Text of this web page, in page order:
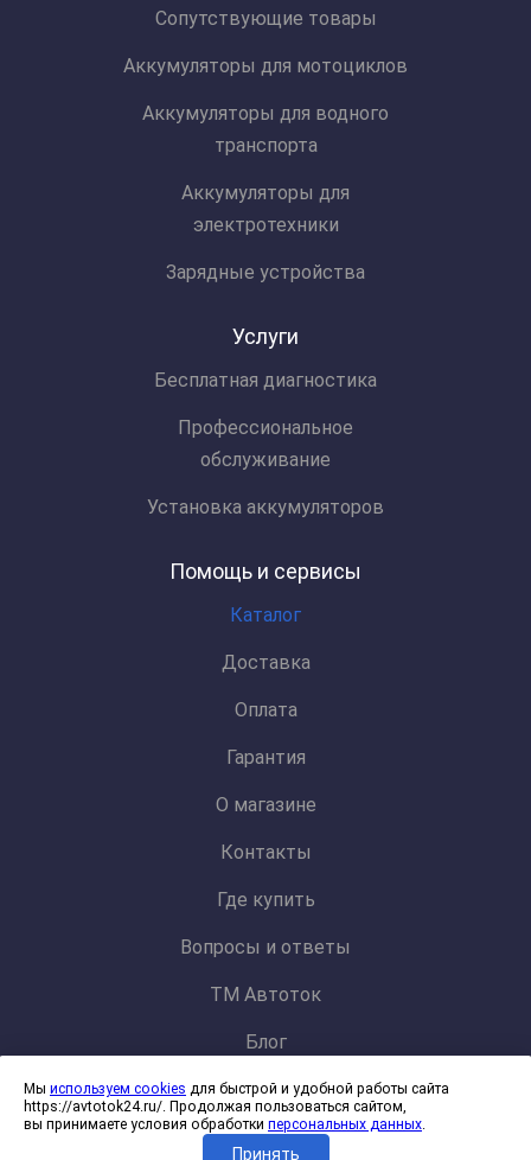
Сопутствующие товары
Аккумуляторы для мотоциклов
Аккумуляторы для водного
транспорта
Аккумуляторы для
электротехники
Зарядные устройства
Услуги
Бесплатная диагностика
Профессиональное
обслуживание
Установка аккумуляторов
Помощь и сервисы
Каталог
Доставка
Оплата
Гарантия
О магазине
Контакты
Где купить
Вопросы и ответы
ТМ Автоток
Блог
Политика конфиденциальности и обработки персональных данных
Согласие на обработку файлов cookies
Мы используем cookies для быстрой и удобной работы сайта
https://avtotok24.ru/. Продолжая пользоваться сайтом,
вы принимаете условия обработки персональных данных.
Принять